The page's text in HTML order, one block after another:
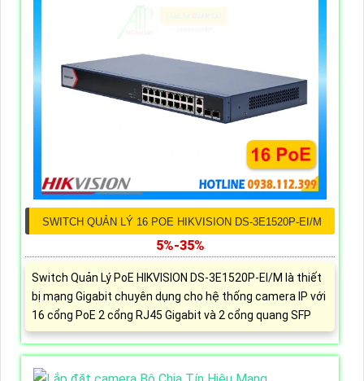
SWITCH QUẢN LÝ 16 POE HIKVISION DS-3E1520P-EI/M
5%-35%
Switch Quản Lý PoE HIKVISION DS-3E1520P-EI/M là thiết
bị mạng Gigabit chuyên dụng cho hệ thống camera IP với
16 cổng PoE 2 cổng RJ45 Gigabit và 2 cổng quang SFP